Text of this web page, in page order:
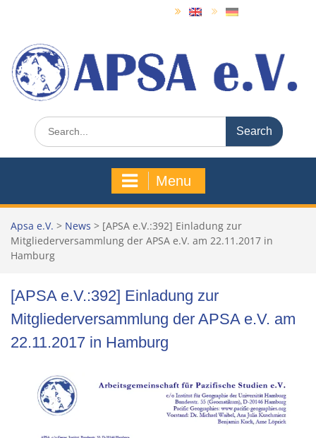
Search
for:
Menu
Apsa e.V. > News > [APSA e.V.:392] Einladung zur
Mitgliederversammlung der APSA e.V. am 22.11.2017 in
Hamburg
[APSA e.V.:392] Einladung zur
Mitgliederversammlung der APSA e.V. am
22.11.2017 in Hamburg